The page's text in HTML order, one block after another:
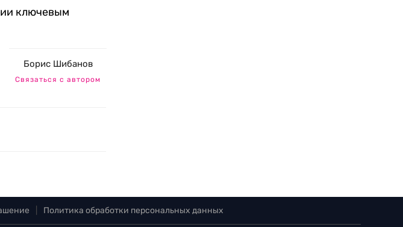
ключевым
Борис Шибанов
Связаться с автором
Политика обработки персональных данных